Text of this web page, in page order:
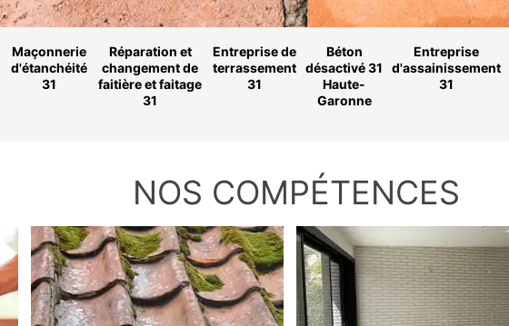
Maçonnerie
d'étanchéité
31
Réparation et
changement de
faitière et faitage
31
Entreprise de
terrassement
31
Béton
désactivé 31
Haute-
Garonne
Entreprise
d'assainissement
31
NOS COMPÉTENCES